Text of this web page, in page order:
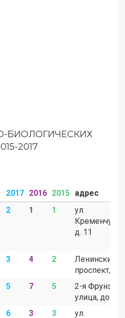
БИОЛОГИЧЕСКИХ
2017
2017 2016 2015 адрес
2 1 1
ул.
д. 11
3 4 2
Ленинский
проспект, д.
5 7 5
2-я
улица, дом
6 3 3
ул.